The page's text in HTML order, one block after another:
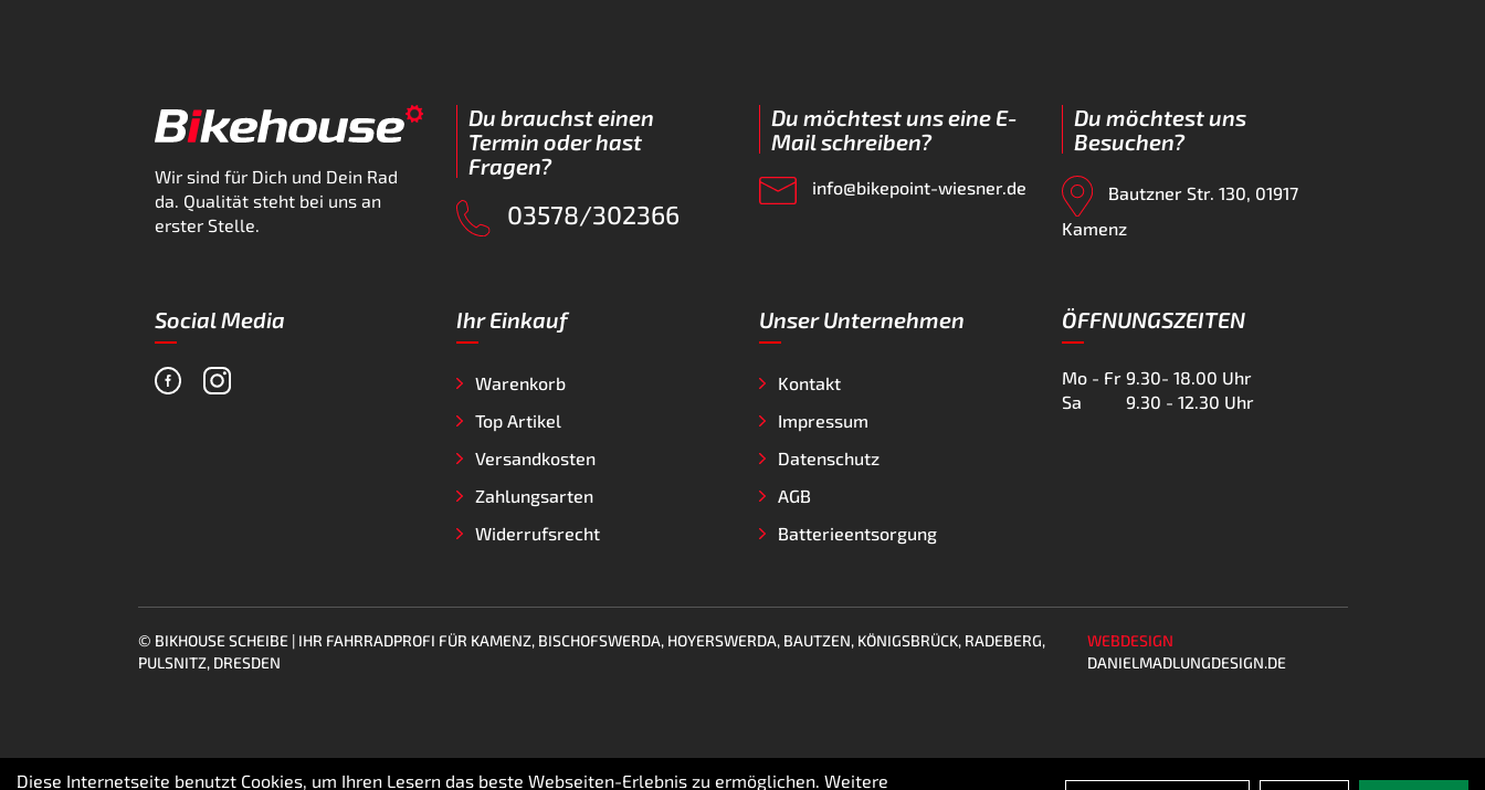
Wir sind für Dich und Dein Rad
da. Qualität steht bei uns an
erster Stelle.
Du brauchst einen
Termin oder hast
Fragen?
03578/302366
Du möchtest uns eine E-
Mail schreiben?
info@bikepoint-wiesner.de
Du möchtest uns
Besuchen?
Bautzner Str. 130, 01917
Kamenz
Social Media Ihr Einkauf
Warenkorb
Top Artikel
Versandkosten
Zahlungsarten
Widerrufsrecht
Unser Unternehmen
Kontakt
Impressum
Datenschutz
AGB
Batterieentsorgung
ÖFFNUNGSZEITEN
Mo - Fr 9.30- 18.00 Uhr
Sa
9.30 - 12.30 Uhr
© BIKHOUSE SCHEIBE | IHR FAHRRADPROFI FÜR KAMENZ, BISCHOFSWERDA, HOYERSWERDA, BAUTZEN, KÖNIGSBRÜCK, RADEBERG,
PULSNITZ, DRESDEN
WEBDESIGN
DANIELMADLUNGDESIGN.DE
Diese Internetseite benutzt Cookies, um Ihren Lesern das beste Webseiten-Erlebnis zu ermöglichen. Weitere